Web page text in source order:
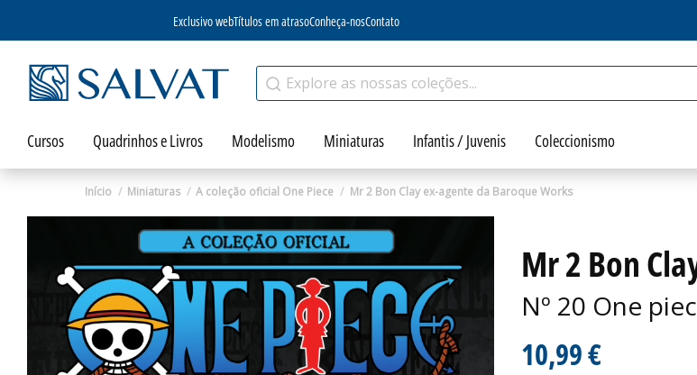
Exclusivo webTítulos em atrasoConheça-nosContato
Cursos Quadrinhos e Livros Modelismo Miniaturas Infantis / Juvenis Coleccionismo
Início Miniaturas A coleção oficial One Piece Mr 2 Bon Clay ex-agente da Baroque Works
Mr 2 Bon
Nº 20 One
10,99 €